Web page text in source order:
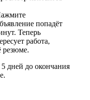
попадёт
Теперь
работа,
резюме.
дней до окончания